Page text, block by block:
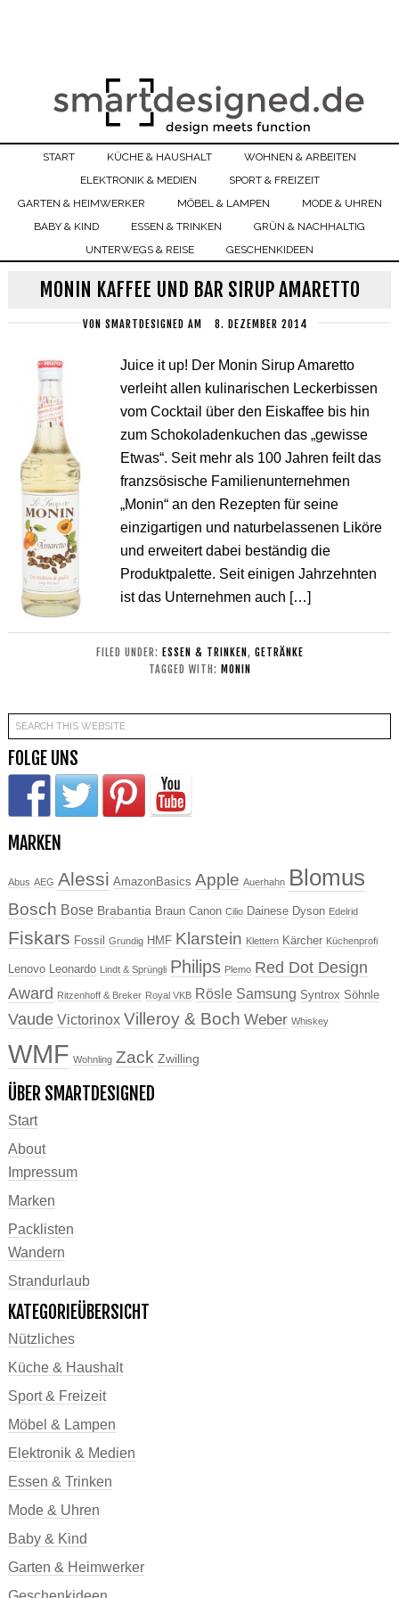
START KÜCHE & HAUSHALT
WOHNEN & ARBEITEN
ELEKTRONIK & MEDIEN
SPORT & FREIZEIT
GARTEN & HEIMWERKER
MÖBEL & LAMPEN
MODE & UHREN
BABY & KIND
ESSEN & TRINKEN
GRÜN & NACHHALTIG
UNTERWEGS & REISE
GESCHENKIDEEN
MONIN KAFFEE UND BAR SIRUP AMARETTO
VON SMARTDESIGNED AM 8. DEZEMBER 2014
Juice it up! Der Monin Sirup Amaretto
verleiht allen kulinarischen Leckerbissen
vom Cocktail über den Eiskaffee bis hin
zum Schokoladenkuchen das „gewisse
Etwas“. Seit mehr als 100 Jahren feilt das
franzsösische Familienunternehmen
„Monin“ an den Rezepten für seine
einzigartigen und naturbelassenen Liköre
und erweitert dabei beständig die
Produktpalette. Seit einigen Jahrzehnten
ist das Unternehmen auch […]
FILED UNDER: ESSEN & TRINKEN , GETRÄNKE
TAGGED WITH: MONIN
FOLGE UNS
MARKEN
Abus AEG Alessi AmazonBasics Apple Auerhahn Blomus
Bosch Bose Brabantia Braun Canon Cilio Dainese Dyson Edelrid
Fiskars Fossil Grundig HMF Klarstein Klettern Kärcher Küchenprofi
Lenovo Leonardo Lindt & Sprüngli Philips Plemo Red Dot Design
Award Ritzenhoff & Breker Royal VKB Rösle Samsung Syntrox Söhnle
Vaude Victorinox Villeroy & Boch Weber Whiskey
WMF Wohnling Zack Zwilling
ÜBER SMARTDESIGNED
Start
About
Impressum
Marken
Packlisten
Wandern
Strandurlaub
KATEGORIEÜBERSICHT
Nützliches
Küche & Haushalt
Sport & Freizeit
Möbel & Lampen
Elektronik & Medien
Essen & Trinken
Mode & Uhren
Baby & Kind
Garten & Heimwerker